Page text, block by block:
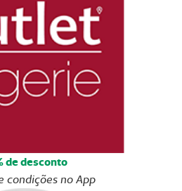
de desconto
condições no App